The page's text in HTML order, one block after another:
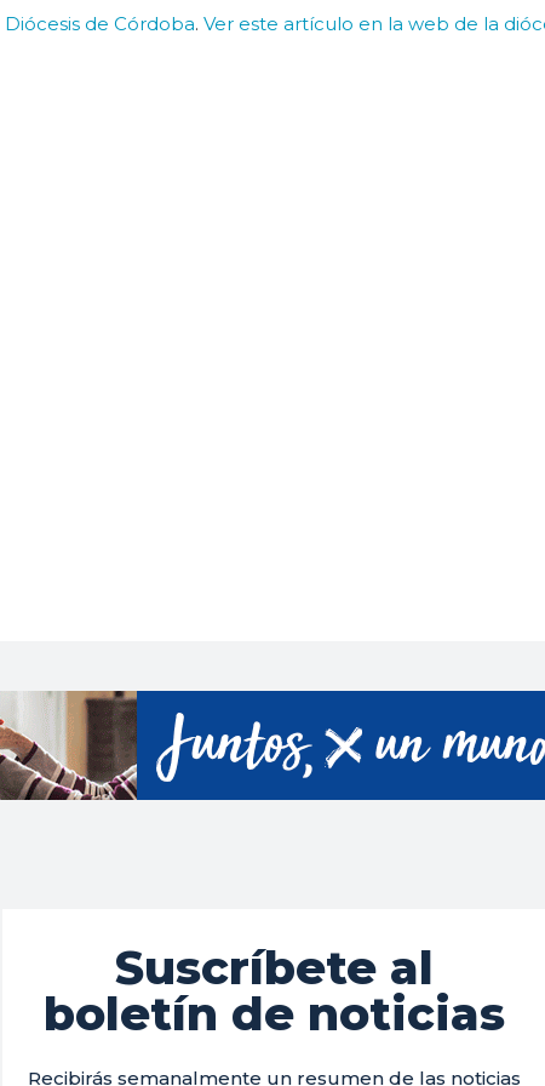
Diócesis de Córdoba. Ver este artículo en la web de la
Suscríbete al
boletín de noticias
Recibirás semanalmente un resumen de las noticias